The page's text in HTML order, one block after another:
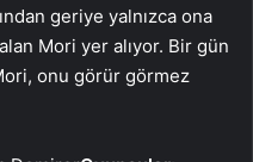
geriye yalnızca ona
Mori yer alıyor. Bir gün
onu görür görmez